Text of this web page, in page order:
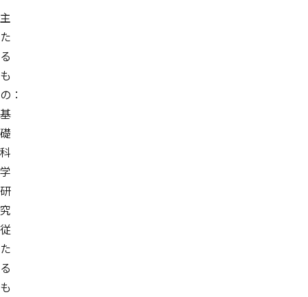
主
た
る
も
の：
基
礎
科
学
研
究
従
た
る
も